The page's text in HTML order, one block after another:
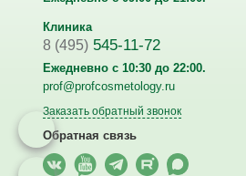
Клиника
8 (495) 545-11-72
Ежедневно с 10:30 до 22:00.
prof@profcosmetology.ru
Заказать обратный звонок
Обратная связь